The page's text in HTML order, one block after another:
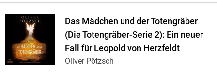
Das Mädchen und der Totengräber
(Die Totengräber-Serie 2): Ein neuer
Fall für Leopold von Herzfeldt
Oliver Pötzsch